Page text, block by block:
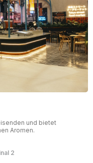
und bietet
Aromen.
2